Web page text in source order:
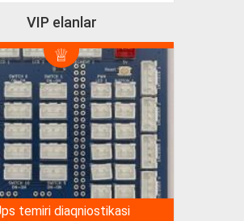
VIP elanlar
ups temiri diaqniostikasi